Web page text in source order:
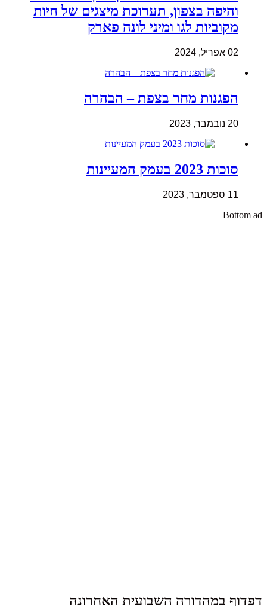
והיפה בצפון, תערוכת מיצגים של חיות
מקוביות לגו ומיני לונה פארק
02 אפריל, 2024
הפגנות מחר בצפת – הבהרה
20 נובמבר, 2023
סוכות 2023 בעמק המעיינות
11 ספטמבר, 2023
Bottom ad
דפדוף במהדורה השבועית האחרונה